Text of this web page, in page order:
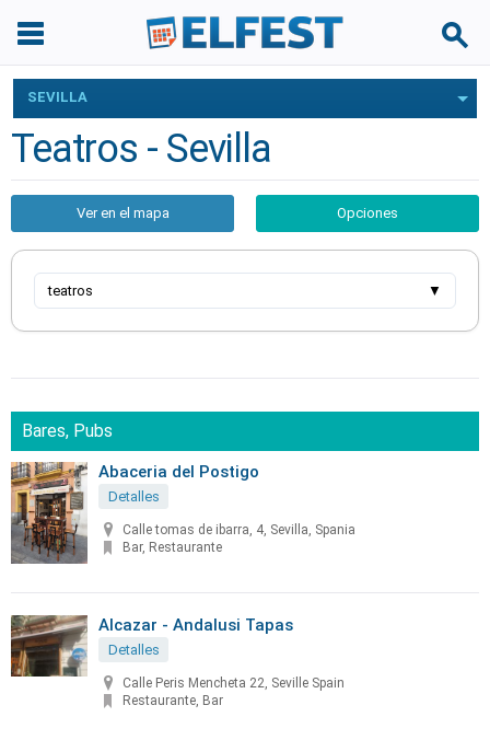
SEVILLA
Teatros - Sevilla
Ver en el mapa Opciones
teatros ▼
Bares, Pubs
Abaceria del Postigo
Detalles
Calle tomas de ibarra, 4, Sevilla, Spania
Bar, Restaurante
Alcazar - Andalusi Tapas
Detalles
Calle Peris Mencheta 22, Seville Spain
Restaurante, Bar